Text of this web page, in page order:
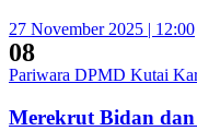
27 November 2025 | 12:00
08
Pariwara DPMD Kutai
Merekrut Bidan